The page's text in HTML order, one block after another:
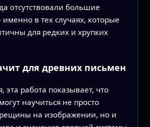
отсутствовали большие
в тех случаях, которые
для редких и хрупких
для древних письмен
эта работа показывает, что
научиться не просто
на изображении, но и